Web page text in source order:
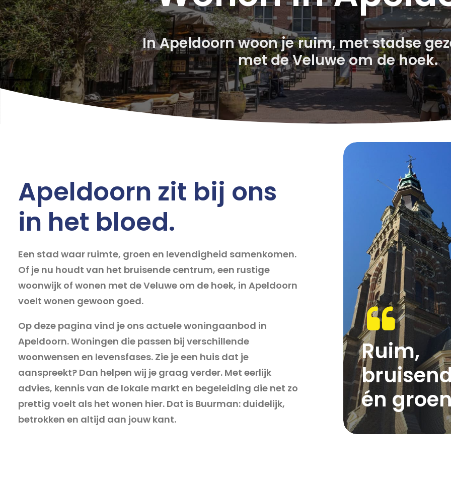
InApeldoornwoonjeruim, metstadse
metdeVeluweomdehoek.
Apeldoorn zit bij ons
in het bloed.
Een stad waar ruimte, groen en levendigheid samenkomen.
Of je nu houdt van het bruisende centrum, een rustige
woonwijk of wonen met de Veluwe om de hoek, in Apeldoorn
voelt wonen gewoon goed.
Op deze pagina vind je ons actuele woningaanbod in
Apeldoorn. Woningen die passen bij verschillende
woonwensen en levensfases. Zie je een huis dat je
aanspreekt? Dan helpen wij je graag verder. Met eerlijk
advies, kennis van de lokale markt en begeleiding die net zo
prettig voelt als het wonen hier. Dat is Buurman: duidelijk,
betrokken en altijd aan jouw kant.
Ruim,
én